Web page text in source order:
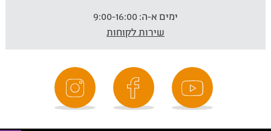
ימים א-ה:
שירות לקוחות